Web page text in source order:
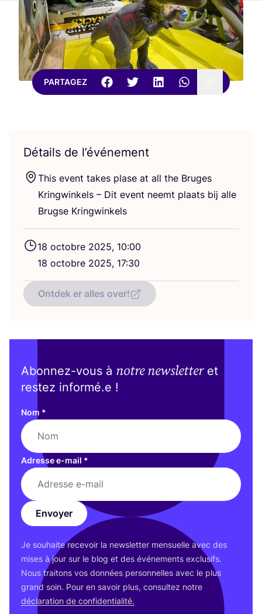
PARTAGEZ
Détails de l’événement
This event takes plase at all the Bruges
Kring­win­kels – Dit event neemt plaats bij alle
Brugse Kringwinkels
18 octobre 2025, 10:00
18 octobre 2025, 17:30
Ontdek er alles over!
Abonnez-vous à notre newsletteret
restez informé.e !
Nom *
Adresse e-mail *
Envoyer
Je sou­haite rece­voir la news­let­ter men­suelle avec des
mises à jour sur le blog et des évé­ne­ments exclu­sifs.
Nous trai­tons vos don­nées per­son­nelles avec le plus
grand soin. Pour en savoir plus, consul­tez notre
décla­ra­tion de confidentialité.